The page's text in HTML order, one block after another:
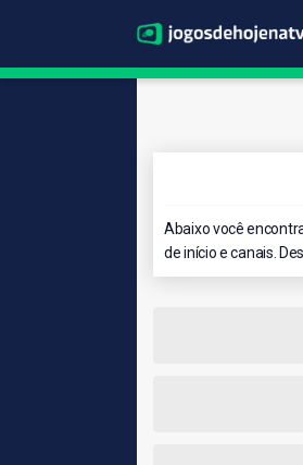
Abaixo você
de início e canais.